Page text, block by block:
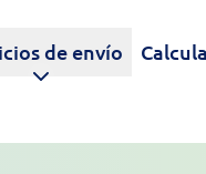
de envío